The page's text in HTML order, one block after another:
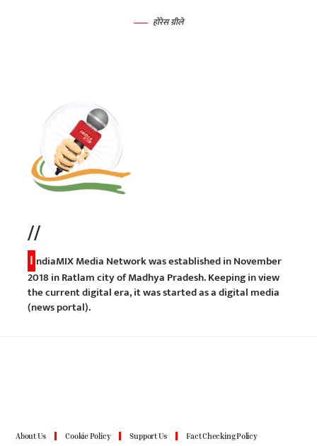
होरेस ग्रीले
//
I ndiaMIX Media Network was established in November
2018 in Ratlam city of Madhya Pradesh. Keeping in view
the current digital era, it was started as a digital media
(news portal).
About Us Cookie Policy Support Us Fact Checking Policy